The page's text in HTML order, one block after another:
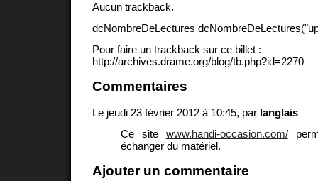
Aucun trackback.
dcNombreDeLectures
Pour faire un trackback sur ce billet :
http://archives.drame.org/blog/tb.php?id=2270
Commentaires
Le jeudi 23 février 2012 à 10:45, par langlais
Ce site www.handi-occasion.com/
échanger du matériel.
Ajouter un commentaire